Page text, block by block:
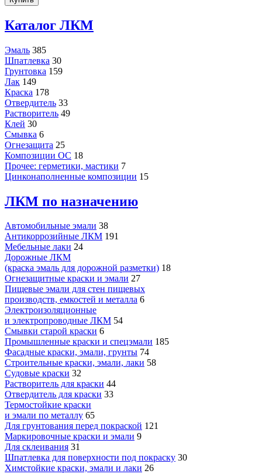
Каталог ЛКМ
Эмаль 385
Шпатлевка 30
Грунтовка 159
Лак 149
Краска 178
Отвердитель 33
Растворитель 49
Клей 30
Смывка 6
Огнезащита 25
Композиции ОС 18
Прочее: герметики, мастики 7
Цинконаполненные композиции 15
ЛКМ по назначению
Автомобильные эмали 38
Антикоррозийные ЛКМ 191
Мебельные лаки 24
Дорожные ЛКМ
(краска эмаль для дорожной разметки) 18
Огнезащитные краски и эмали 27
Пищевые эмали для стен пищевых
производств, емкостей и металла 6
Электроизоляционные
и электропроводные ЛКМ 54
Смывки старой краски 6
Промышленные краски и спецэмали 185
Фасадные краски, эмали, грунты 74
Строительные краски, эмали, лаки 58
Судовые краски 32
Растворитель для краски 44
Отвердитель для краски 33
Термостойкие краски
и эмали по металлу 65
Для грунтования перед покраской 121
Маркировочные краски и эмали 9
Для склеивания 31
Шпатлевка для поверхности под покраску 30
Химстойкие краски, эмали и лаки 26